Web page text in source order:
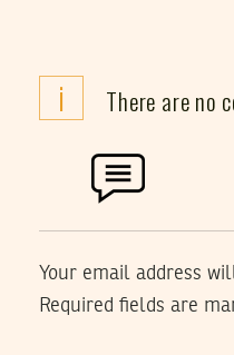
i There are no
Your email address
Required fields are